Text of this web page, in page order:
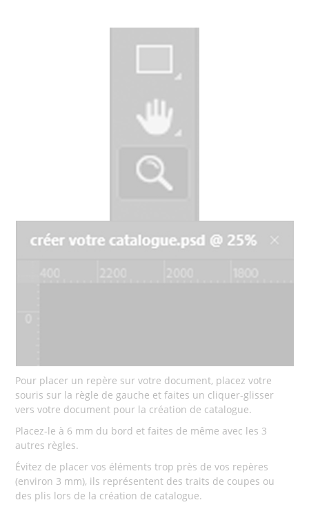
Pour placer un repère sur votre document, placez votre
souris sur la règle de gauche et faites un cliquer-glisser
vers votre document pour la création de catalogue.
Placez-le à 6 mm du bord et faites de même avec les 3
autres règles.
Évitez de placer vos éléments trop près de vos repères
(environ 3 mm), ils représentent des traits de coupes ou
des plis lors de la création de catalogue.